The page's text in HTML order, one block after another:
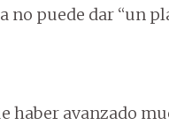
no puede dar “un
haber avanzado